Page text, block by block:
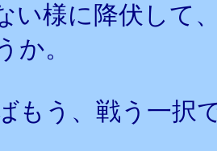
い様に降伏して
か。
もう、戦う一択